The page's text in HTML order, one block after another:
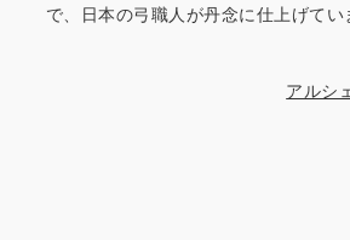
で、日本の弓職人が丹念に仕上げてい
アルシ